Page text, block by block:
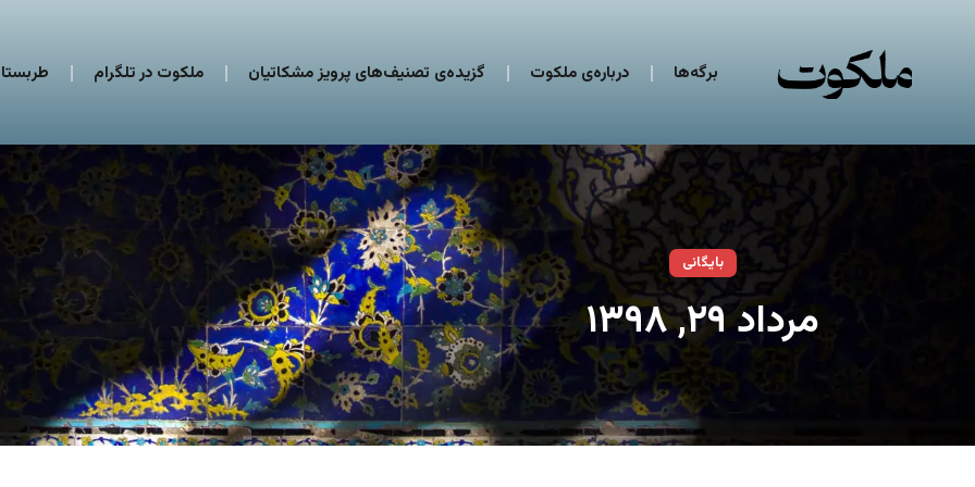
برگه‌ها درباره‌ی ملکوت گزیده‌ی تصنیف‌های پرویز مشکاتیان ملکوت در تلگرام
بایگانی
مرداد ۲۹, ۱۳۹۸